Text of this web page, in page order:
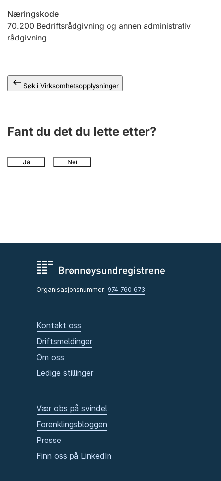
Andre tema
Næringskode
70.200 Bedriftsrådgivning og annen administrativ
rådgivning
Søk i Virksomhetsopplysninger
Fant du det du lette etter?
Ja Nei
Organisasjonsnummer: 974 760 673
Kontakt oss
Driftsmeldinger
Om oss
Ledige stillinger
Vær obs på svindel
Forenklingsbloggen
Presse
Finn oss på LinkedIn